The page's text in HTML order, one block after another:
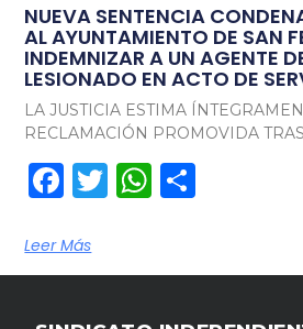
NUEVA SENTENCIA
AL AYUNTAMIENTO DE SAN
INDEMNIZAR A UN AGENTE
LESIONADO EN ACTO DE
LA JUSTICIA ESTIMA
RECLAMACIÓN PROMOVIDA
Facebook
Twitter
Leer Más